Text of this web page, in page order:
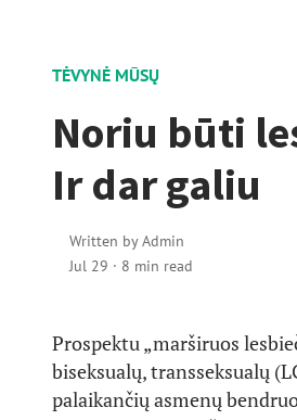
TĖVYNĖ MŪSŲ
Noriu būti
Ir dar galiu
Written byAdmin
Jul 29 · 8 min read
Prospektu „marširuos
biseksualų, transseksualų
palaikančių asmenų